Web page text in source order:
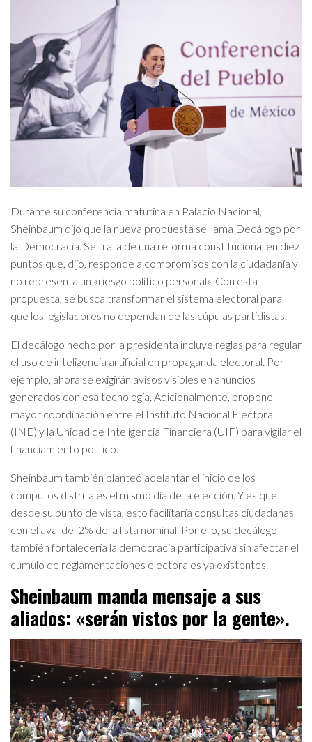
Durante su conferencia matutina en Palacio Nacional,
Sheinbaum dijo que la nueva propuesta se llama Decálogo por
la Democracia. Se trata de una reforma constitucional en diez
puntos que, dijo, responde a compromisos con la ciudadanía y
no representa un «riesgo político personal». Con esta
propuesta, se busca transformar el sistema electoral para
que los legisladores no dependan de las cúpulas partidistas.
El decálogo hecho por la presidenta incluye reglas para regular
el uso de inteligencia artificial en propaganda electoral. Por
ejemplo, ahora se exigirán avisos visibles en anuncios
generados con esa tecnología. Adicionalmente, propone
mayor coordinación entre el Instituto Nacional Electoral
(INE) y la Unidad de Inteligencia Financiera (UIF) para vigilar el
financiamiento político.
Sheinbaum también planteó adelantar el inicio de los
cómputos distritales el mismo día de la elección. Y es que
desde su punto de vista, esto facilitaría consultas ciudadanas
con el aval del 2% de la lista nominal. Por ello, su decálogo
también fortalecería la democracia participativa sin afectar el
cúmulo de reglamentaciones electorales ya existentes.
Sheinbaum manda mensaje a sus
aliados: «serán vistos por la gente».